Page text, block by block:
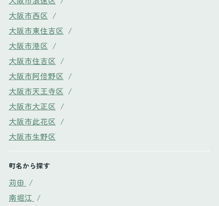
大阪市西区 /
大阪市東住吉区 /
大阪市港区 /
大阪市住吉区 /
大阪市阿倍野区 /
大阪市天王寺区 /
大阪市大正区 /
大阪市此花区 /
大阪市生野区
町名から探す
苅田 /
南堀江 /